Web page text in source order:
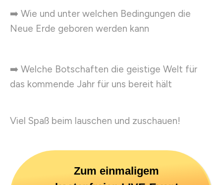
➡️ Wie und unter welchen Bedingungen die
Neue Erde geboren werden kann
➡️ Welche Botschaften die geistige Welt für
das kommende Jahr für uns bereit hält
Viel Spaß beim lauschen und zuschauen!
Zum einmaligem